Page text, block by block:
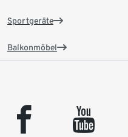
Sportgeräte
Balkonmöbel
facebook youtube